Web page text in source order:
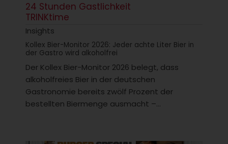
24 Stunden Gastlichkeit
TRINKtime
Insights
Kollex Bier-Monitor 2026: Jeder achte Liter Bier in
der Gastro wird alkoholfrei
Der Kollex Bier-Monitor 2026 belegt, dass
alkoholfreies Bier in der deutschen
Gastronomie bereits zwölf Prozent der
bestellten Biermenge ausmacht –...